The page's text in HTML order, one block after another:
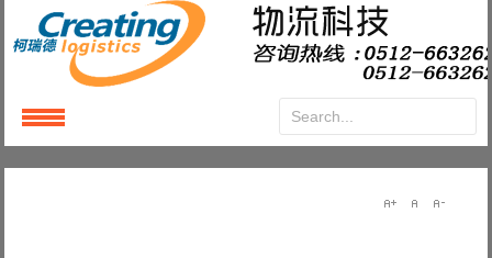
LoginorRegister